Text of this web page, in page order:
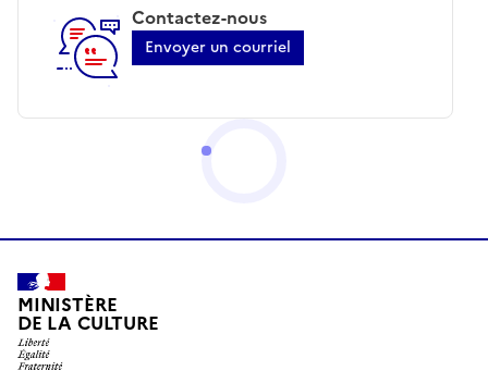
Contactez-nous
Envoyer un courriel
MINISTÈRE
DE LA CULTURE